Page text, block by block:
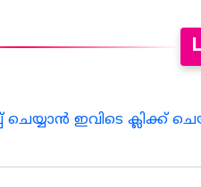
ഇവിടെ ക്ലിക്ക്